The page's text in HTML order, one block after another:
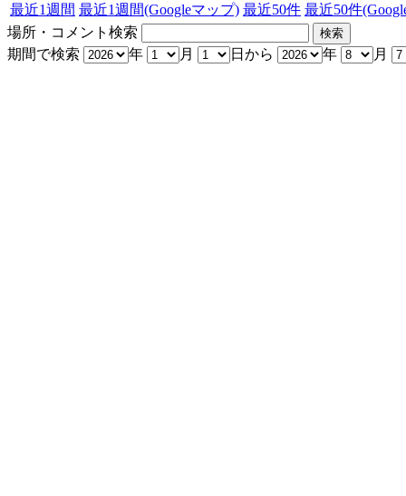
最近1週間 最近1週間(Googleマップ) 最近50件 最近50件
場所・コメント検索
期間で検索
年 月 日から 年 月